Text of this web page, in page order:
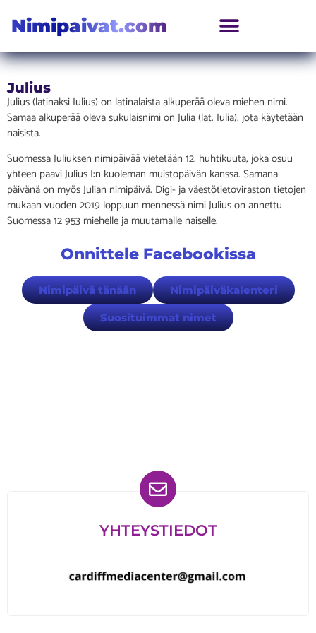
Nimipaivat.com
Julius
Julius (latinaksi Iulius) on latinalaista alkuperää oleva miehen nimi.
Samaa alkuperää oleva sukulaisnimi on Julia (lat. Iulia), jota käytetään
naisista.
Suomessa Juliuksen nimipäivää vietetään 12. huhtikuuta, joka osuu
yhteen paavi Julius I:n kuoleman muistopäivän kanssa. Samana
päivänä on myös Julian nimipäivä. Digi- ja väestötietoviraston tietojen
mukaan vuoden 2019 loppuun mennessä nimi Julius on annettu
Suomessa 12 953 miehelle ja muutamalle naiselle.
Onnittele Facebookissa
Nimipäivä tänään Nimipäiväkalenteri
Suosituimmat nimet
YHTEYSTIEDOT